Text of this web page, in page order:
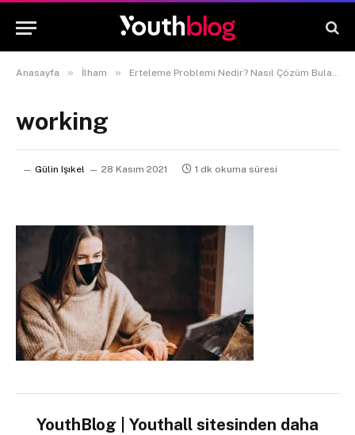
Anasayfa » İlham » Erteleme Problemi Nedir? Nasıl Çözüm Bulabiliriz?
working
Gülin Işıkel 28 Kasım 2021 1 dk okuma süresi
YouthBlog | Youthall sitesinden daha